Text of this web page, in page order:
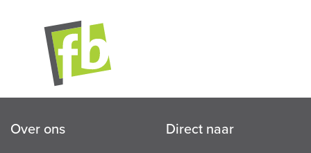
Over ons Direct naar